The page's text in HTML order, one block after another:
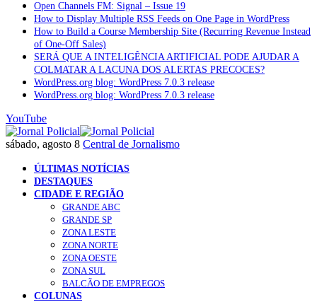
Open Channels FM: Signal – Issue 19
How to Display Multiple RSS Feeds on One Page in WordPress
How to Build a Course Membership Site (Recurring Revenue Instead
of One-Off Sales)
SERÁ QUE A INTELIGÊNCIA ARTIFICIAL PODE AJUDAR A
COLMATAR A LACUNA DOS ALERTAS PRECOCES?
WordPress.org blog: WordPress 7.0.3 release
WordPress.org blog: WordPress 7.0.3 release
YouTube
sábado, agosto 8 Central de Jornalismo
ÚLTIMAS NOTÍCIAS
DESTAQUES
CIDADE E REGIÃO
GRANDE ABC
GRANDE SP
ZONA LESTE
ZONA NORTE
ZONA OESTE
ZONA SUL
BALCÃO DE EMPREGOS
COLUNAS